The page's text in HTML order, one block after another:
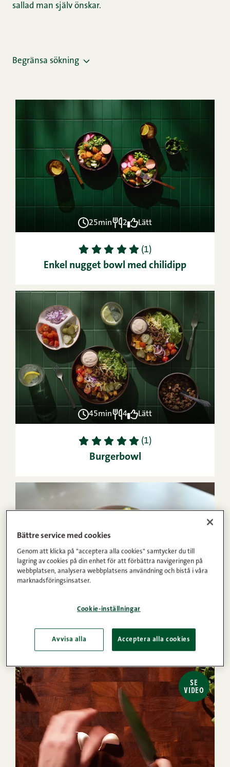
sallad man själv önskar.
Begränsa sökning
25min 2 Lätt
1 2 3 4 5 (1)
Enkel nugget bowl med chilidipp
45min 4 Lätt
1 2 3 4 5 (1)
Burgerbowl
20min
1 2 3 4 5
Fräsch Korean BBQ Bowl för
träningsdagar
SE
VIDEO
Bättre service med cookies
Genom att klicka på "acceptera alla cookies" samtycker du till
lagring av cookies på din enhet för att förbättra navigeringen på
webbplatsen, analysera webbplatsens användning och bistå i våra
marknadsföringsinsatser.
Cookie-inställningar
Avvisa alla Acceptera alla cookies